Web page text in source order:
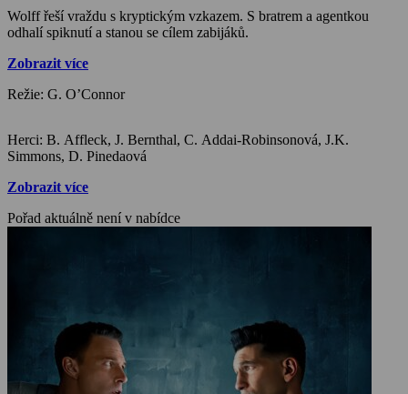
Wolff řeší vraždu s kryptickým vzkazem. S bratrem a agentkou
odhalí spiknutí a stanou se cílem zabijáků.
Zobrazit více
Režie: G. O’Connor
Herci: B. Affleck, J. Bernthal, C. Addai-Robinsonová, J.K.
Simmons, D. Pinedaová
Zobrazit více
Pořad aktuálně není v nabídce